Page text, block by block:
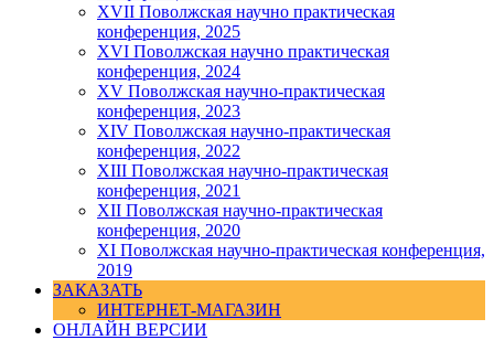
XVII Поволжская научно практическая
конференция, 2025
XVI Поволжская научно практическая
конференция, 2024
ХV Поволжская научно-практическая
конференция, 2023
ХIV Поволжская научно-практическая
конференция, 2022
ХIII Поволжская научно-практическая
конференция, 2021
ХII Поволжская научно-практическая
конференция, 2020
XI Поволжская научно-практическая конференция,
2019
ЗАКАЗАТЬ
ИНТЕРНЕТ-МАГАЗИН
ОНЛАЙН ВЕРСИИ